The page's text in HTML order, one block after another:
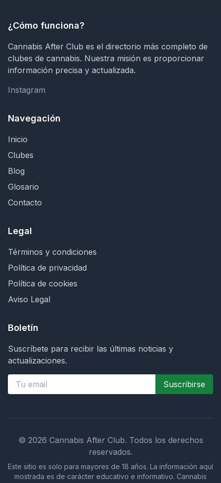
¿Cómo funciona?
Cannabis After Club es el directorio más completo de
clubes de cannabis. Nuestra misión es proporcionar
información precisa y actualizada.
Instagram
Instagram
Navegación
Inicio
Clubes
Blog
Glosario
Contacto
Legal
Términos y condiciones
Política de privacidad
Política de cookies
Aviso Legal
Boletín
Suscríbete para recibir las últimas noticias y
actualizaciones.
Suscribirse
© 2026 Cannabis After Club. Todos los derechos
reservados.
Este sitio es solo para mayores de 18 años. La información aquí
mostrada es de carácter educativo e informativo. Cannabis